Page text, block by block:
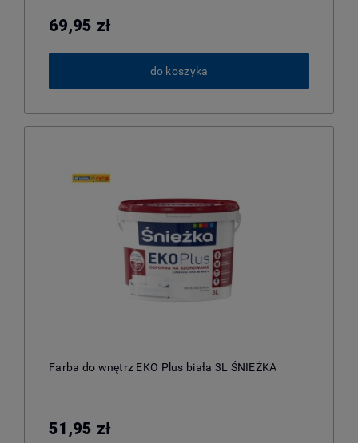
69,95 zł
do koszyka
Farba do wnętrz EKO Plus biała 3L ŚNIEŻKA
51,95 zł